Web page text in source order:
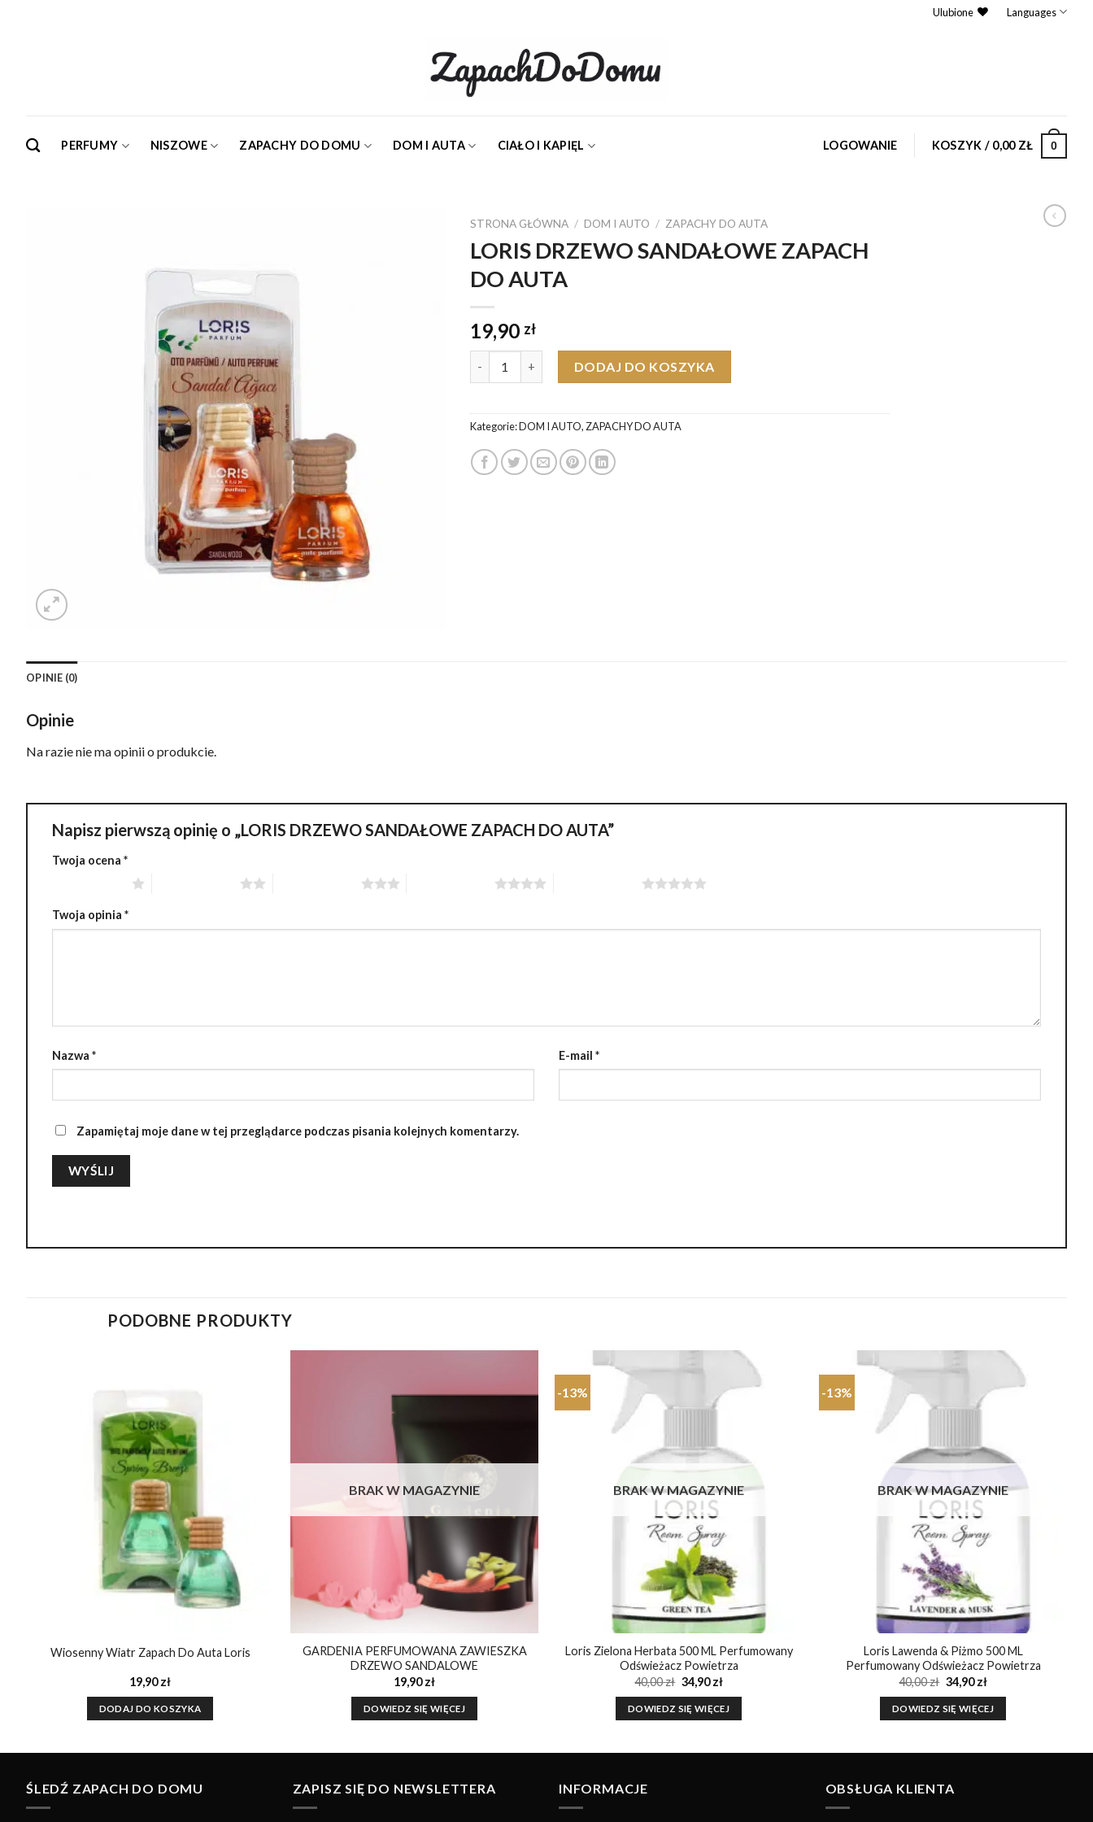
Ulubione Languages
PERFUMY NISZOWE ZAPACHY DO DOMU DOM I AUTA CIAŁO I KAPIĘL LOGOWANIE KOSZYK / 0,00 ZŁ 0
STRONA GŁÓWNA / DOM I AUTO / ZAPACHY DO AUTA
LORIS DRZEWO SANDAŁOWE ZAPACH
DO AUTA
19,90 zł
DODAJ DO KOSZYKA
Kategorie:DOM I AUTO, ZAPACHY DO AUTA
OPINIE (0)
Opinie
Na razie nie ma opinii o produkcie.
Napisz pierwszą opinię o „LORIS DRZEWO SANDAŁOWE ZAPACH DO AUTA”
Twoja ocena *
Twoja opinia *
Nazwa * E-mail *
Zapamiętaj moje dane w tej przeglądarce podczas pisania kolejnych komentarzy.
PODOBNE PRODUKTY
Wiosenny Wiatr Zapach Do Auta Loris
19,90zł
DODAJ DO KOSZYKA
BRAK W MAGAZYNIE
GARDENIA PERFUMOWANA ZAWIESZKA
DRZEWO SANDALOWE
19,90zł
DOWIEDZ SIĘ WIĘCEJ
-13%
BRAK W MAGAZYNIE
Loris Zielona Herbata 500 ML Perfumowany
Odświeżacz Powietrza
40,00zł Pierwotna
cena
wynosiła:
40,00 zł.
34,90złAktualna
wynosi:
34,90 zł.
DOWIEDZ SIĘ WIĘCEJ
-13%
BRAK W MAGAZYNIE
Loris Lawenda & Piżmo 500 ML
Perfumowany Odświeżacz Powietrza
40,00zł Pierwotna
cena
wynosiła:
40,00 zł.
34,90złAktualna
wynosi:
34,90 zł.
DOWIEDZ SIĘ WIĘCEJ
ŚLEDŹ ZAPACH DO DOMU ZAPISZ SIĘ DO NEWSLETTERA INFORMACJE OBSŁUGA KLIENTA